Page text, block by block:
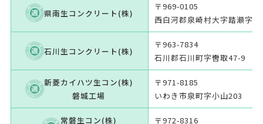
県南生コンクリート(株)
〒969-0105
西白河郡泉崎村大字踏瀬字
石川生コンクリート(株)
〒963-7834
石川郡石川町字轡取47-9
新菱カイハツ生コン(株)
磐城工場
〒971-8185
いわき市泉町字小山203
常磐生コン(株) 〒972-8316